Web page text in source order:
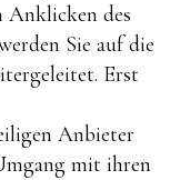
Anklicken des
Sie auf die
Erst
Anbieter
mit ihren